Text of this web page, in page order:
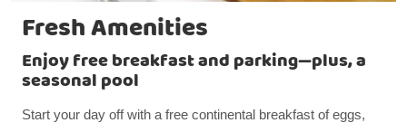
Fresh Amenities
Enjoy free breakfast and parking—plus, a
seasonal pool
Start your day off with a free continental breakfast of eggs,